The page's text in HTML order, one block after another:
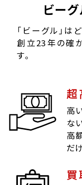
ビー
「ビーグル」は
創立23年の確
す。
超
高
な
高
だ
買